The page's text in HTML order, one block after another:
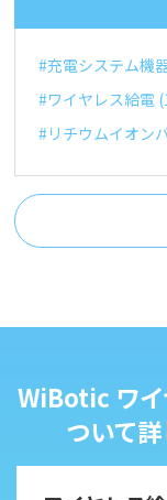
#充電システム機
#ワイヤレス給電
#リチウムイオン
WiBotic ワイ
ついて